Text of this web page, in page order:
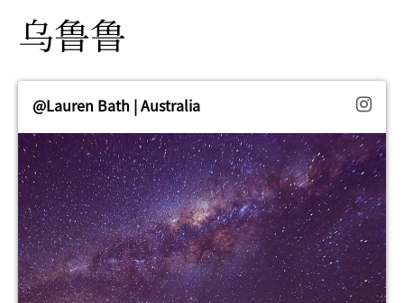
乌鲁鲁
@Lauren Bath | Australia